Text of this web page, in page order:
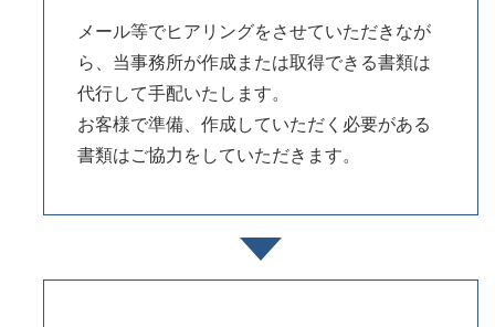
メール等でヒアリングをさせていただきなが
ら、当事務所が作成または取得できる書類は
代行して手配いたします。
お客様で準備、作成していただく必要がある
書類はご協力をしていただきます。